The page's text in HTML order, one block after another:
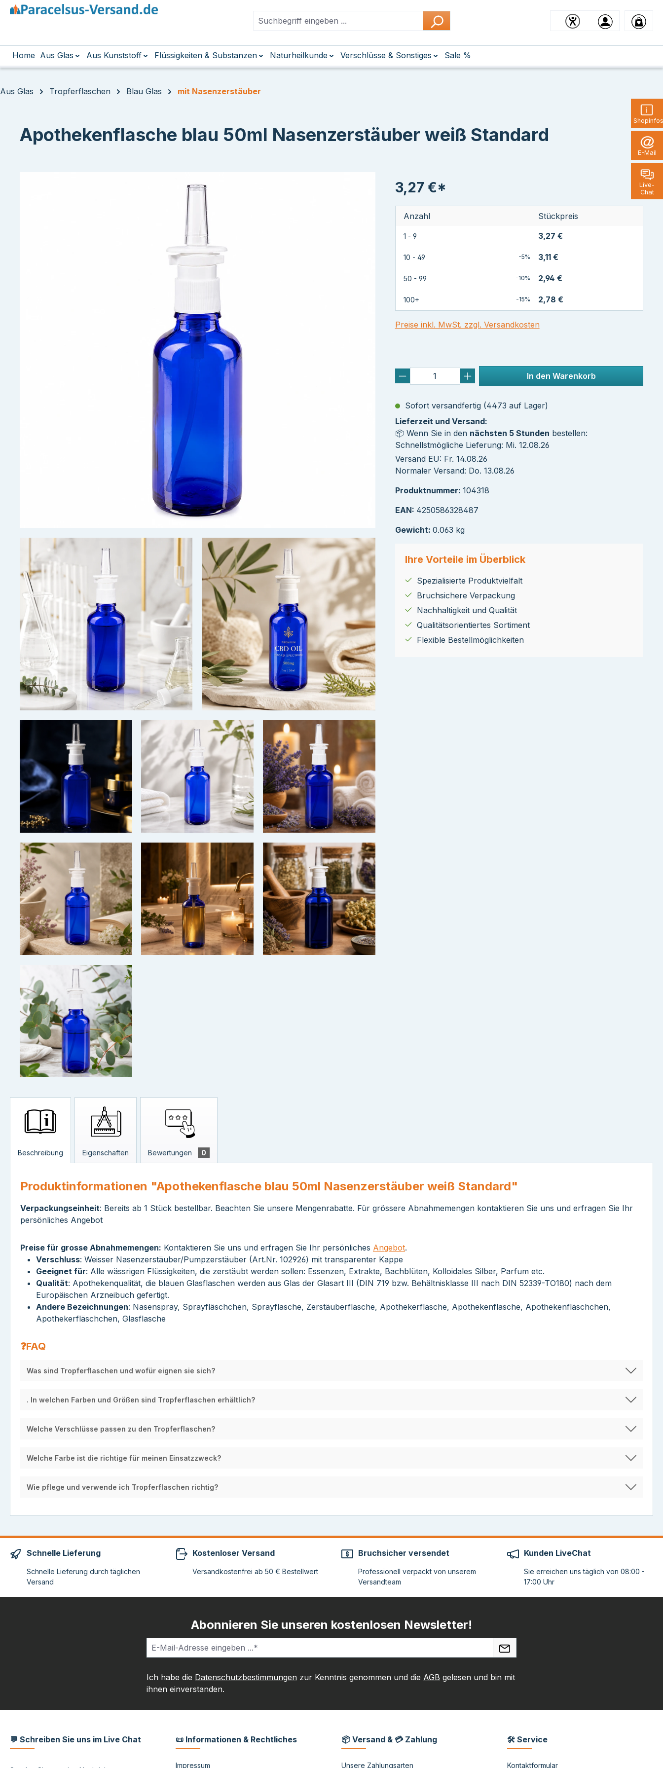
Hauptinhalt springen
Zur Suche springen
Zur Hauptnavigation springen
E-Mail
Live-
Chat
Home Aus Glas Aus Kunststoff Flüssigkeiten & Substanzen Naturheilkunde Verschlüsse & Sonstiges Sale %
Aus Glas Tropferflaschen Blau Glas mit Nasenzerstäuber
Apothekenflasche blau 50ml Nasenzerstäuber weiß Standard
3,27 €*
Anzahl Stückpreis
1 - 9 3,27 €
10 - 49 -5% 3,11 €
50 - 99 -10% 2,94 €
100+ -15% 2,78 €
Preise inkl. MwSt. zzgl. Versandkosten
In den Warenkorb
Sofort versandfertig (4473 auf Lager)
Lieferzeit und Versand:
📦 Wenn Sie in den nächsten 5 Stunden bestellen:
Schnellstmögliche Lieferung: Mi. 12.08.26
Versand EU: Fr. 14.08.26
Normaler Versand: Do. 13.08.26
Produktnummer: 104318
EAN: 4250586328487
Gewicht: 0.063 kg
Ihre Vorteile im Überblick
Spezialisierte Produktvielfalt
Bruchsichere Verpackung
Nachhaltigkeit und Qualität
Qualitätsorientiertes Sortiment
Flexible Bestellmöglichkeiten
Beschreibung Eigenschaften Bewertungen 0
Produktinformationen "Apothekenflasche blau 50ml Nasenzerstäuber weiß Standard"
Verpackungseinheit: Bereits ab 1 Stück bestellbar. Beachten Sie unsere Mengenrabatte. Für grössere Abnahmemengen kontaktieren Sie uns und erfragen Sie Ihr
persönliches Angebot
Preise für grosse Abnahmemengen: Kontaktieren Sie uns und erfragen Sie Ihr persönliches Angebot.
Verschluss: Weisser Nasenzerstäuber/Pumpzerstäuber (Art.Nr. 102926) mit transparenter Kappe
Geeignet für: Alle wässrigen Flüssigkeiten, die zerstäubt werden sollen: Essenzen, Extrakte, Bachblüten, Kolloidales Silber, Parfum etc.
Qualität: Apothekenqualität, die blauen Glasflaschen werden aus Glas der Glasart III (DIN 719 bzw. Behältnisklasse III nach DIN 52339-TO180) nach dem
Europäischen Arzneibuch gefertigt.
Andere Bezeichnungen: Nasenspray, Sprayfläschchen, Sprayflasche, Zerstäuberflasche, Apothekerflasche, Apothekenflasche, Apothekenfläschchen,
Apothekerfläschchen, Glasflasche
❓FAQ
Was sind Tropferflaschen und wofür eignen sie sich?
. In welchen Farben und Größen sind Tropferflaschen erhältlich?
Welche Verschlüsse passen zu den Tropferflaschen?
Welche Farbe ist die richtige für meinen Einsatzzweck?
Wie pflege und verwende ich Tropferflaschen richtig?
Schnelle Lieferung
Schnelle Lieferung durch täglichen
Versand
Kostenloser Versand
Versandkostenfrei ab 50 € Bestellwert
Bruchsicher versendet
Professionell verpackt von unserem
Versandteam
Kunden LiveChat
Sie erreichen uns täglich von 08:00 -
17:00 Uhr
Abonnieren Sie unseren kostenlosen Newsletter!
Ich habe die Datenschutzbestimmungen zur Kenntnis genommen und die AGB gelesen und bin mit
ihnen einverstanden.
💬 Schreiben Sie uns im Live Chat 📜 Informationen & Rechtliches
Impressum
📦 Versand & 💳 Zahlung
Unsere Zahlungsarten
🛠 Service
Kontaktformular